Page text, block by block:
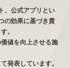
、公式アプリとい
の効果に基づき貴
。
値を向上させる施
発表しています。